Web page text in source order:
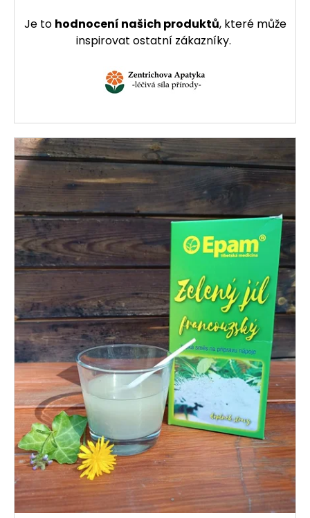
Je to hodnocení našich produktů, které může
inspirovat ostatní zákazníky.